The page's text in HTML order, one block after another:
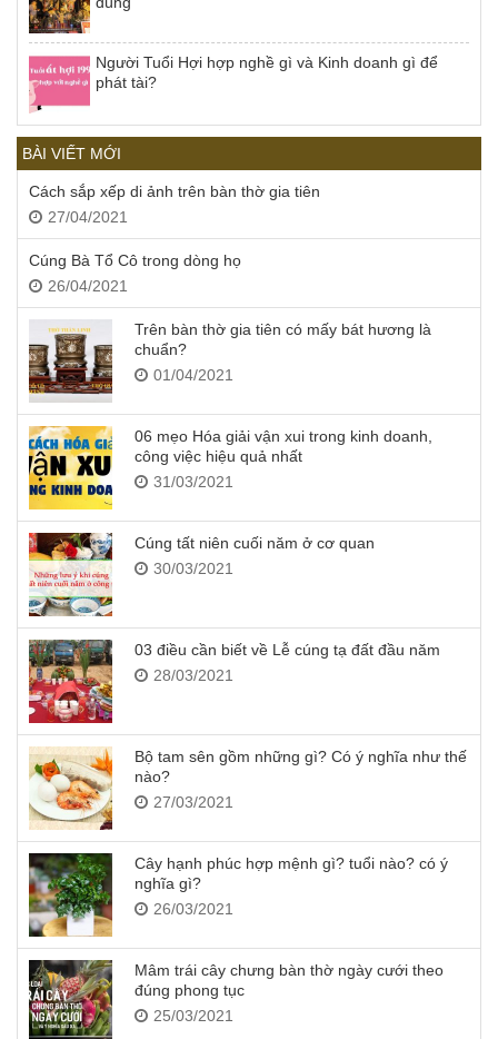
Người Tuổi Hợi hợp nghề gì và Kinh doanh gì để
phát tài?
BÀI VIẾT MỚI
Cách sắp xếp di ảnh trên bàn thờ gia tiên
27/04/2021
Cúng Bà Tổ Cô trong dòng họ
26/04/2021
Trên bàn thờ gia tiên có mấy bát hương là
chuẩn?
01/04/2021
06 mẹo Hóa giải vận xui trong kinh doanh,
công việc hiệu quả nhất
31/03/2021
Cúng tất niên cuối năm ở cơ quan
30/03/2021
03 điều cần biết về Lễ cúng tạ đất đầu năm
28/03/2021
Bộ tam sên gồm những gì? Có ý nghĩa như thế
nào?
27/03/2021
Cây hạnh phúc hợp mệnh gì? tuổi nào? có ý
nghĩa gì?
26/03/2021
Mâm trái cây chưng bàn thờ ngày cưới theo
đúng phong tục
25/03/2021